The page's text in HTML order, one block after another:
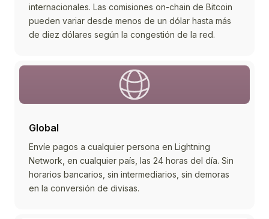
internacionales. Las comisiones on-chain de Bitcoin
pueden variar desde menos de un dólar hasta más
de diez dólares según la congestión de la red.
Global
Envíe pagos a cualquier persona en Lightning
Network, en cualquier país, las 24 horas del día. Sin
horarios bancarios, sin intermediarios, sin demoras
en la conversión de divisas.